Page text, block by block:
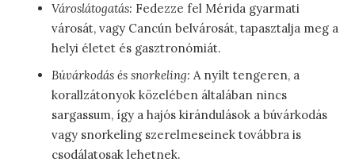
Városlátogatás: Fedezze fel Mérida gyarmati
városát, vagy Cancún belvárosát, tapasztalja meg a
helyi életet és gasztronómiát.
Búvárkodás és snorkeling: A nyílt tengeren, a
korallzátonyok közelében általában nincs
sargassum, így a hajós kirándulások a búvárkodás
vagy snorkeling szerelmeseinek továbbra is
csodálatosak lehetnek.